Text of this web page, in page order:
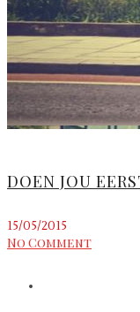
DOEN JOU
15/05/2015
No Comment